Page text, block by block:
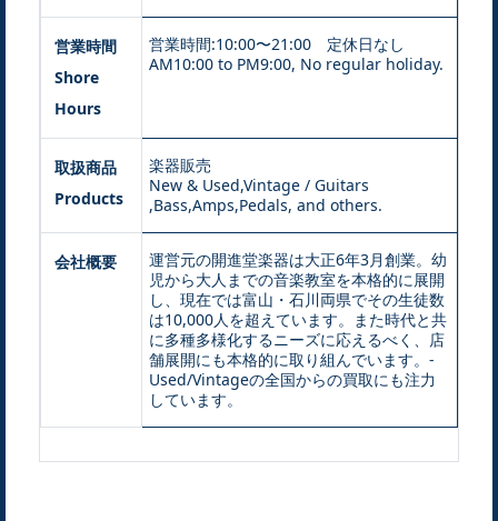
営業時間
Shore
Hours
営業時間:10:00〜21:00 定休日なし
AM10:00 to PM9:00, No regular holiday.
取扱商品
Products
楽器販売
New & Used,Vintage / Guitars
,Bass,Amps,Pedals, and others.
会社概要
運営元の開進堂楽器は大正6年3月創業。幼
児から大人までの音楽教室を本格的に展開
し、現在では富山・石川両県でその生徒数
は10,000人を超えています。また時代と共
に多種多様化するニーズに応えるべく、店
舗展開にも本格的に取り組んでいます。-
Used/Vintageの全国からの買取にも注力
しています。